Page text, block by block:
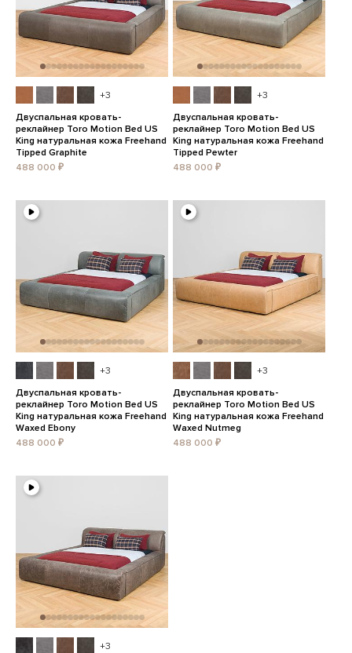
+3
Двуспальная кровать-
реклайнер Toro Motion Bed US
King натуральная кожа Freehand
Tipped Graphite
488 000 ₽
+3
Двуспальная кровать-
реклайнер Toro Motion Bed US
King натуральная кожа Freehand
Tipped Pewter
488 000 ₽
+3
Двуспальная кровать-
реклайнер Toro Motion Bed US
King натуральная кожа Freehand
Waxed Ebony
488 000 ₽
+3
Двуспальная кровать-
реклайнер Toro Motion Bed US
King натуральная кожа Freehand
Waxed Nutmeg
488 000 ₽
+3